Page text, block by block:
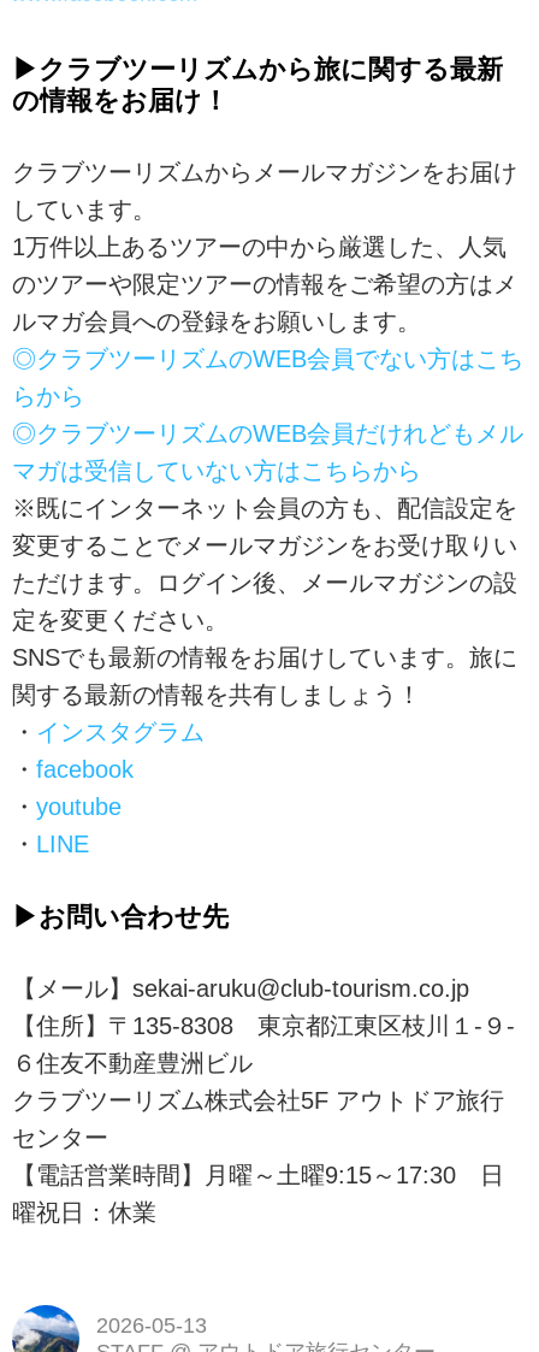
▶クラブツーリズムから旅に関する最新
の情報をお届け！
クラブツーリズムからメールマガジンをお届け
しています。
1万件以上あるツアーの中から厳選した、人気
のツアーや限定ツアーの情報をご希望の方はメ
ルマガ会員への登録をお願いします。
◎クラブツーリズムのWEB会員でない方はこち
らから
◎クラブツーリズムのWEB会員だけれどもメル
マガは受信していない方はこちらから
※既にインターネット会員の方も、配信設定を
変更することでメールマガジンをお受け取りい
ただけます。ログイン後、メールマガジンの設
定を変更ください。
SNSでも最新の情報をお届けしています。旅に
関する最新の情報を共有しましょう！
・ インスタグラム
・ facebook
・ youtube
・ LINE
▶お問い合わせ先
【メール】sekai-aruku@club-tourism.co.jp
【住所】〒135-8308 東京都江東区枝川１-９-
６住友不動産豊洲ビル
クラブツーリズム株式会社5F アウトドア旅行
センター
【電話営業時間】月曜～土曜9:15～17:30 日
曜祝日：休業
2026-05-13